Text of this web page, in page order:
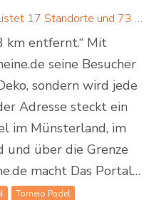
Padel in Rheine: neues Padelportal listet 17 Standorte und 73 Padel-Courts in Rheine und Umgebung
km entfernt.“ Mit
seine Besucher
sondern wird jede
Adresse steckt ein
im Münsterland, im
und über die Grenze
macht Das Portal…
Torneio Padel